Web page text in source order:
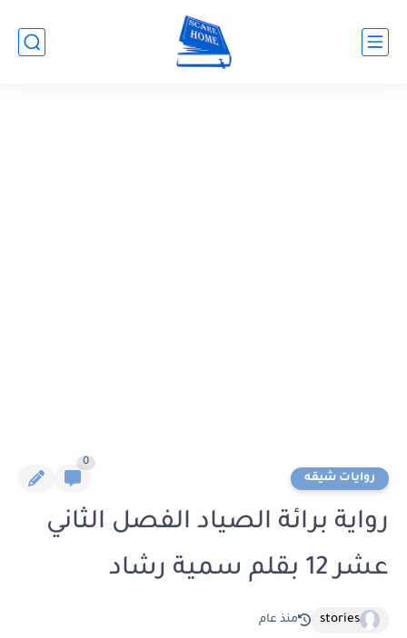
روايات شيقه
0
رواية برائة الصياد الفصل الثاني
عشر 12 بقلم سمية رشاد
stories منذ عام